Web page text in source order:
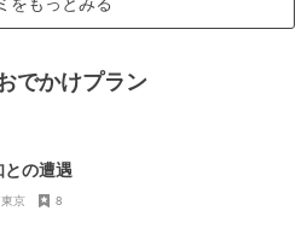
でかけプラン
の遭遇
東京 8